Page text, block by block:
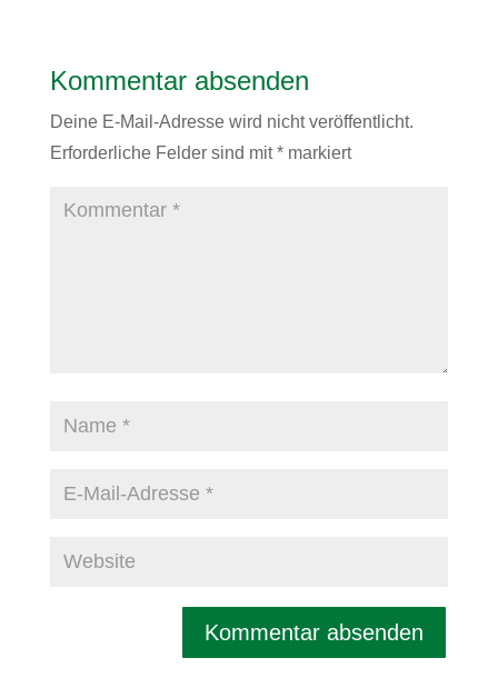
Kommentar absenden
Deine E-Mail-Adresse wird nicht veröffentlicht.
Erforderliche Felder sind mit*markiert